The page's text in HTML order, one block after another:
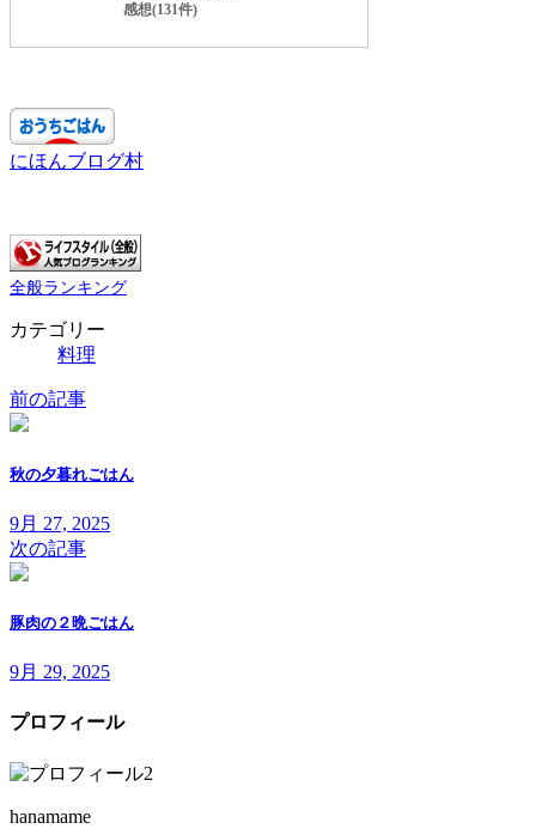
感想(131件)
にほんブログ村
全般ランキング
カテゴリー
料理
前の記事
秋の夕暮れごはん
9月 27, 2025
次の記事
豚肉の２晩ごはん
9月 29, 2025
プロフィール
hanamame